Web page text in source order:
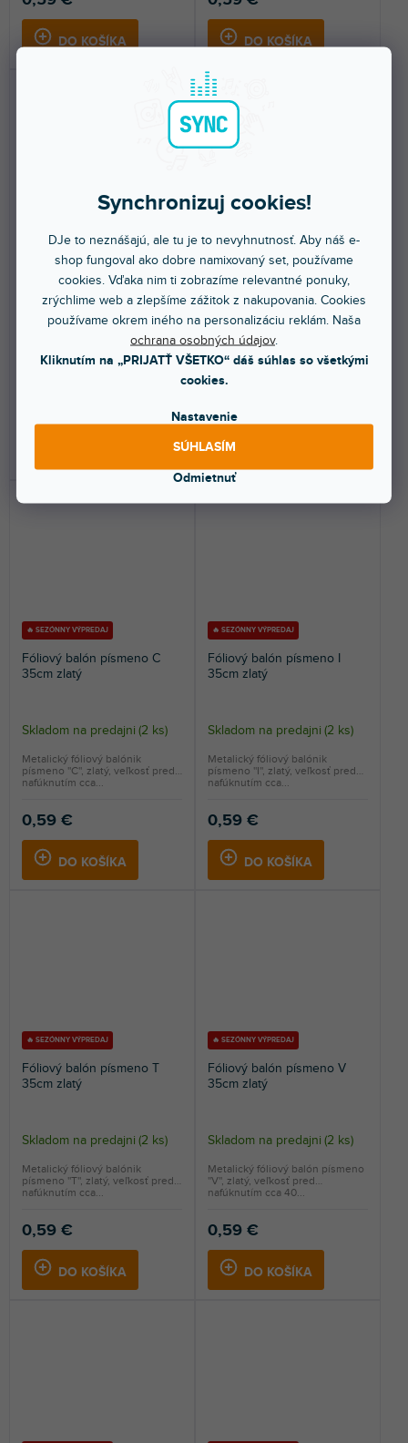
Synchronizuj cookies!
DJe to neznášajú, ale tu je to nevyhnutnosť. Aby náš e-
shop fungoval ako dobre namixovaný set, používame
cookies. Vďaka nim ti zobrazíme relevantné ponuky,
zrýchlime web a zlepšíme zážitok z nakupovania. Cookies
používame okrem iného na personalizáciu reklám. Naša
ochrana osobných údajov.
Kliknutím na „PRIJATŤ VŠETKO“ dáš súhlas so všetkými
cookies.
Nastavenie
Odmietnuť
SÚHLASÍM
DO KOŠÍKA DO KOŠÍKA
Fóliový balón písmeno G
35cm zlatý
Skladom na predajni(3 ks)
Metalický fóliový balón písmeno
''G'', zlatý, veľkosť pred
Fóliový balón písmeno Q
35cm zlatý
Skladom na predajni(3 ks)
0,59 €
Metalický fóliový balónik
písmeno ''Q'', gold, size before
🔥 SEZÓNNY VÝPREDAJ
Fóliový balón písmeno C
35cm zlatý
Skladom na predajni (2 ks)
0,59 €
DO KOŠÍKA
Metalický fóliový balónik
písmeno ''C'', zlatý, veľkosť pred
nafúknutím cca...
🔥 SEZÓNNY VÝPREDAJ
Fóliový balón písmeno I
35cm zlatý
Skladom na predajni (2 ks)
0,59 €
DO KOŠÍKA
Metalický fóliový balónik
písmeno ''I'', zlatý, veľkosť pred
nafúknutím cca...
🔥 SEZÓNNY VÝPREDAJ
Fóliový balón písmeno T
35cm zlatý
Skladom na predajni (2 ks)
0,59 €
DO KOŠÍKA
Metalický fóliový balónik
písmeno ''T'', zlatý, veľkosť pred
nafúknutím cca...
🔥 SEZÓNNY VÝPREDAJ
Fóliový balón písmeno V
35cm zlatý
Skladom na predajni (2 ks)
0,59 €
DO KOŠÍKA
Metalický fóliový balón písmeno
''V'', zlatý, veľkosť pred
nafúknutím cca 40...